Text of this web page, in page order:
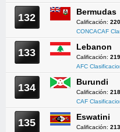
132 Bermudas
Calificación:
CONCACAF
133 Lebanon
Calificación:
AFC
134 Burundi
Calificación:
CAF
135 Eswatini
Calificación: